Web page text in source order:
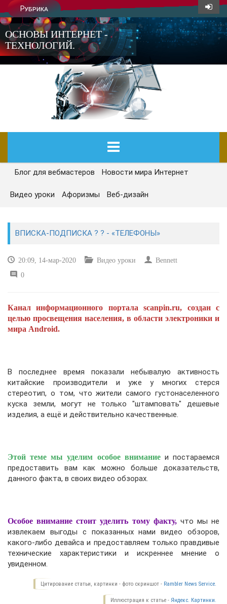
Рубрика
ОСНОВЫ ИНТЕРНЕТ -
ТЕХНОЛОГИЙ.
ГЛАВНАЯ
СЕГОДНЯ
РЕМОНТ И СОВЕТЫ
УЧЕБНИК CSS
Блог для вебмастеров Новости мира Интернет
Видео уроки Афоризмы Веб-дизайн
ВПИСКА-ПОДПИСКА ? ? - «ТЕЛЕФОНЫ»
20:09, 14-мар-2020 Видео уроки
Bennett
0
Канал информационного портала scanpin.ru, создан с
целью просвещения населения, в области электроники и
мира Android.
В последнее время показали небывалую активность
китайские производители и уже у многих стерся
стереотип, о том, что жители самого густонаселенного
куска земли, могут не только "штамповать" дешевые
изделия, а ещё и действительно качественные.
Этой теме мы уделим особое вниманиеи постараемся
предоставить вам как можно больше доказательств,
данного факта, в своих видео обзорах.
Особое внимание стоит уделить тому факту,что мы не
извлекаем выгоды с показанных нами видео обзоров,
какого-либо девайса и предоставляем только правдивые
технические характеристики и искреннее мнение о
увиденном.
Цитирование статьи, картинки - фото скриншот - Rambler News Service.
Иллюстрация к статье - Яндекс. Картинки.